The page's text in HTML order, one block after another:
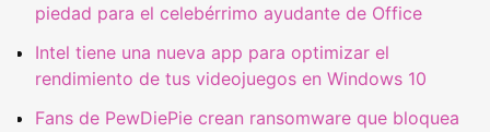
piedad para el celebérrimo ayudante de Office
Intel tiene una nueva app para optimizar el
rendimiento de tus videojuegos en Windows 10
Fans de PewDiePie crean ransomware que bloquea